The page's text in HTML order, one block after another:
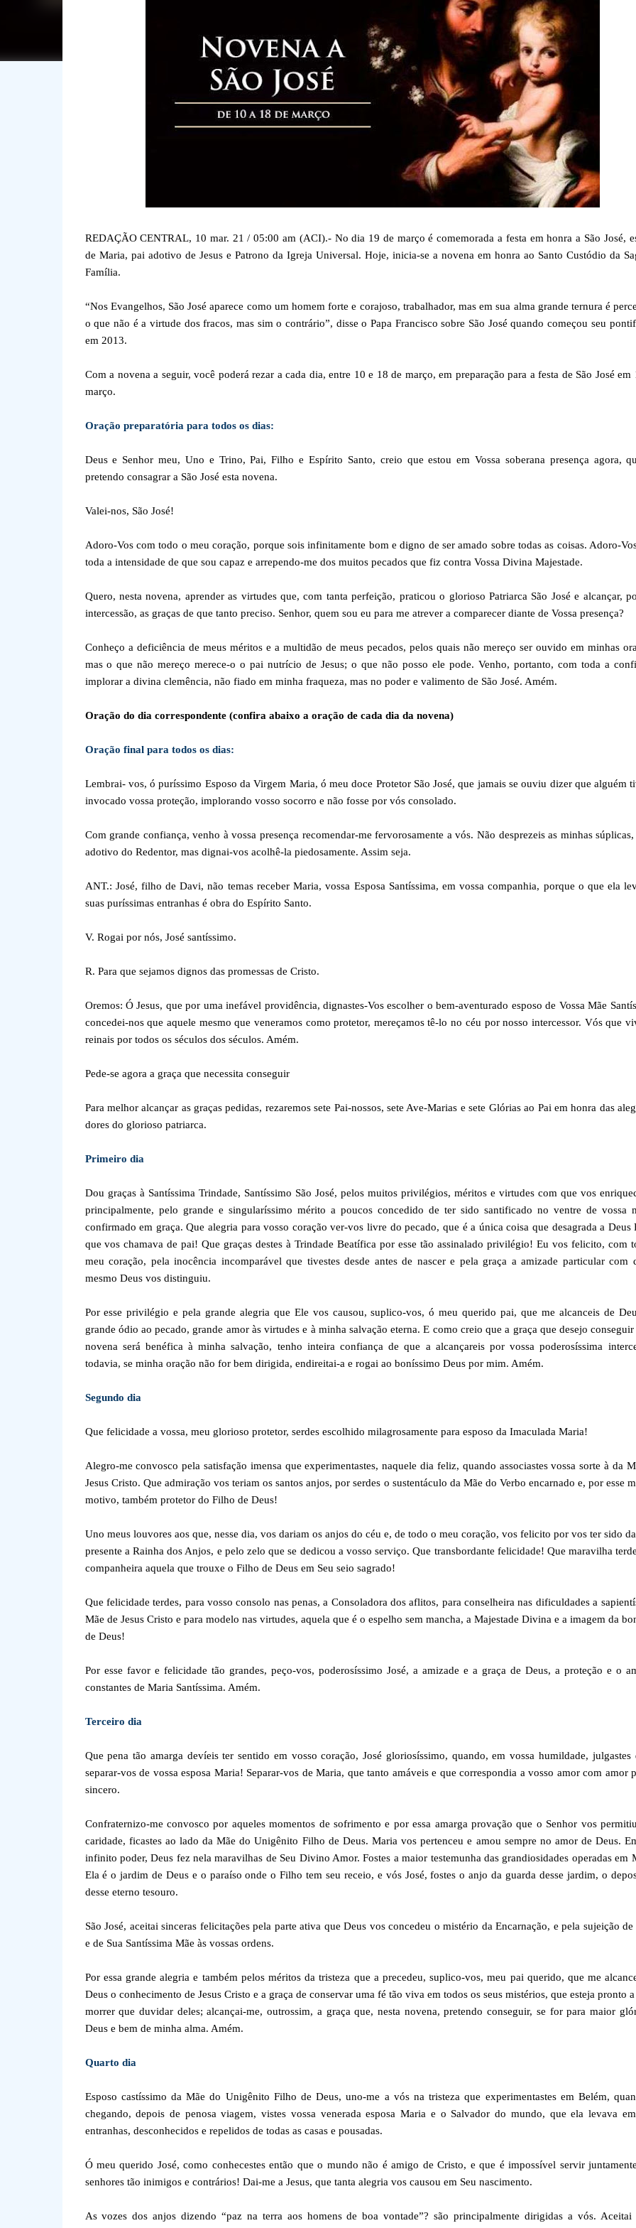
REDAÇÃO CENTRAL, 10 mar. 21 / 05:00 am (ACI).- No dia 19 de março é comemorada a festa em honra a São José,
de Maria, pai adotivo de Jesus e Patrono da Igreja Universal. Hoje, inicia-se a novena em honra ao Santo Custódio da
Família.
“Nos Evangelhos, São José aparece como um homem forte e corajoso, trabalhador, mas em sua alma grande ternura é
o que não é a virtude dos fracos, mas sim o contrário”, disse o Papa Francisco sobre São José quando começou seu
em 2013.
Com a novena a seguir, você poderá rezar a cada dia, entre 10 e 18 de março, em preparação para a festa de São José em
março.
Oração preparatória para todos os dias:
Deus e Senhor meu, Uno e Trino, Pai, Filho e Espírito Santo, creio que estou em Vossa soberana presença agora,
pretendo consagrar a São José esta novena.
Valei-nos, São José!
Adoro-Vos com todo o meu coração, porque sois infinitamente bom e digno de ser amado sobre todas as coisas. Adoro-
toda a intensidade de que sou capaz e arrependo-me dos muitos pecados que fiz contra Vossa Divina Majestade.
Quero, nesta novena, aprender as virtudes que, com tanta perfeição, praticou o glorioso Patriarca São José e alcançar,
intercessão, as graças de que tanto preciso. Senhor, quem sou eu para me atrever a comparecer diante de Vossa presença?
Conheço a deficiência de meus méritos e a multidão de meus pecados, pelos quais não mereço ser ouvido em minhas
mas o que não mereço merece-o o pai nutrício de Jesus; o que não posso ele pode. Venho, portanto, com toda a
implorar a divina clemência, não fiado em minha fraqueza, mas no poder e valimento de São José. Amém.
Oração do dia correspondente (confira abaixo a oração de cada dia da novena)
Oração final para todos os dias:
Lembrai- vos, ó puríssimo Esposo da Virgem Maria, ó meu doce Protetor São José, que jamais se ouviu dizer que alguém
invocado vossa proteção, implorando vosso socorro e não fosse por vós consolado.
Com grande confiança, venho à vossa presença recomendar-me fervorosamente a vós. Não desprezeis as minhas
adotivo do Redentor, mas dignai-vos acolhê-la piedosamente. Assim seja.
ANT.: José, filho de Davi, não temas receber Maria, vossa Esposa Santíssima, em vossa companhia, porque o que ela
suas puríssimas entranhas é obra do Espírito Santo.
V. Rogai por nós, José santíssimo.
R. Para que sejamos dignos das promessas de Cristo.
Oremos: Ó Jesus, que por uma inefável providência, dignastes-Vos escolher o bem-aventurado esposo de Vossa Mãe
concedei-nos que aquele mesmo que veneramos como protetor, mereçamos tê-lo no céu por nosso intercessor. Vós que
reinais por todos os séculos dos séculos. Amém.
Pede-se agora a graça que necessita conseguir
Para melhor alcançar as graças pedidas, rezaremos sete Pai-nossos, sete Ave-Marias e sete Glórias ao Pai em honra das
dores do glorioso patriarca.
Primeiro dia
Dou graças à Santíssima Trindade, Santíssimo São José, pelos muitos privilégios, méritos e virtudes com que vos
principalmente, pelo grande e singularíssimo mérito a poucos concedido de ter sido santificado no ventre de vossa
confirmado em graça. Que alegria para vosso coração ver-vos livre do pecado, que é a única coisa que desagrada a Deus
que vos chamava de pai! Que graças destes à Trindade Beatífica por esse tão assinalado privilégio! Eu vos felicito, com
meu coração, pela inocência incomparável que tivestes desde antes de nascer e pela graça a amizade particular com
mesmo Deus vos distinguiu.
Por esse privilégio e pela grande alegria que Ele vos causou, suplico-vos, ó meu querido pai, que me alcanceis de
grande ódio ao pecado, grande amor às virtudes e à minha salvação eterna. E como creio que a graça que desejo conseguir
novena será benéfica à minha salvação, tenho inteira confiança de que a alcançareis por vossa poderosíssima
todavia, se minha oração não for bem dirigida, endireitai-a e rogai ao boníssimo Deus por mim. Amém.
Segundo dia
Que felicidade a vossa, meu glorioso protetor, serdes escolhido milagrosamente para esposo da Imaculada Maria!
Alegro-me convosco pela satisfação imensa que experimentastes, naquele dia feliz, quando associastes vossa sorte à da
Jesus Cristo. Que admiração vos teriam os santos anjos, por serdes o sustentáculo da Mãe do Verbo encarnado e, por esse
motivo, também protetor do Filho de Deus!
Uno meus louvores aos que, nesse dia, vos dariam os anjos do céu e, de todo o meu coração, vos felicito por vos ter sido
presente a Rainha dos Anjos, e pelo zelo que se dedicou a vosso serviço. Que transbordante felicidade! Que maravilha
companheira aquela que trouxe o Filho de Deus em Seu seio sagrado!
Que felicidade terdes, para vosso consolo nas penas, a Consoladora dos aflitos, para conselheira nas dificuldades a
Mãe de Jesus Cristo e para modelo nas virtudes, aquela que é o espelho sem mancha, a Majestade Divina e a imagem da
de Deus!
Por esse favor e felicidade tão grandes, peço-vos, poderosíssimo José, a amizade e a graça de Deus, a proteção e o
constantes de Maria Santíssima. Amém.
Terceiro dia
Que pena tão amarga devíeis ter sentido em vosso coração, José gloriosíssimo, quando, em vossa humildade, julgastes
separar-vos de vossa esposa Maria! Separar-vos de Maria, que tanto amáveis e que correspondia a vosso amor com amor
sincero.
Confraternizo-me convosco por aqueles momentos de sofrimento e por essa amarga provação que o Senhor vos
caridade, ficastes ao lado da Mãe do Unigênito Filho de Deus. Maria vos pertenceu e amou sempre no amor de Deus.
infinito poder, Deus fez nela maravilhas de Seu Divino Amor. Fostes a maior testemunha das grandiosidades operadas em
Ela é o jardim de Deus e o paraíso onde o Filho tem seu receio, e vós José, fostes o anjo da guarda desse jardim, o
desse eterno tesouro.
São José, aceitai sinceras felicitações pela parte ativa que Deus vos concedeu o mistério da Encarnação, e pela sujeição de
e de Sua Santíssima Mãe às vossas ordens.
Por essa grande alegria e também pelos méritos da tristeza que a precedeu, suplico-vos, meu pai querido, que me
Deus o conhecimento de Jesus Cristo e a graça de conservar uma fé tão viva em todos os seus mistérios, que esteja pronto a
morrer que duvidar deles; alcançai-me, outrossim, a graça que, nesta novena, pretendo conseguir, se for para maior
Deus e bem de minha alma. Amém.
Quarto dia
Esposo castíssimo da Mãe do Unigênito Filho de Deus, uno-me a vós na tristeza que experimentastes em Belém,
chegando, depois de penosa viagem, vistes vossa venerada esposa Maria e o Salvador do mundo, que ela levava
entranhas, desconhecidos e repelidos de todas as casas e pousadas.
Ó meu querido José, como conhecestes então que o mundo não é amigo de Cristo, e que é impossível servir
senhores tão inimigos e contrários! Dai-me a Jesus, que tanta alegria vos causou em Seu nascimento.
As vozes dos anjos dizendo “paz na terra aos homens de boa vontade”? são principalmente dirigidas a vós. Aceitai